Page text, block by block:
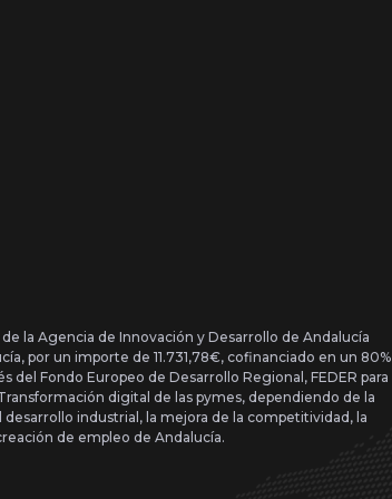
la Agencia de Innovación y Desarrollo de Andalucía
por un importe de 11.731,78€, cofinanciado en un 80%
del Fondo Europeo de Desarrollo Regional, FEDER para
digital de las pymes, dependiendo de la
industrial, la mejora de la competitividad, la
de empleo de Andalucía.